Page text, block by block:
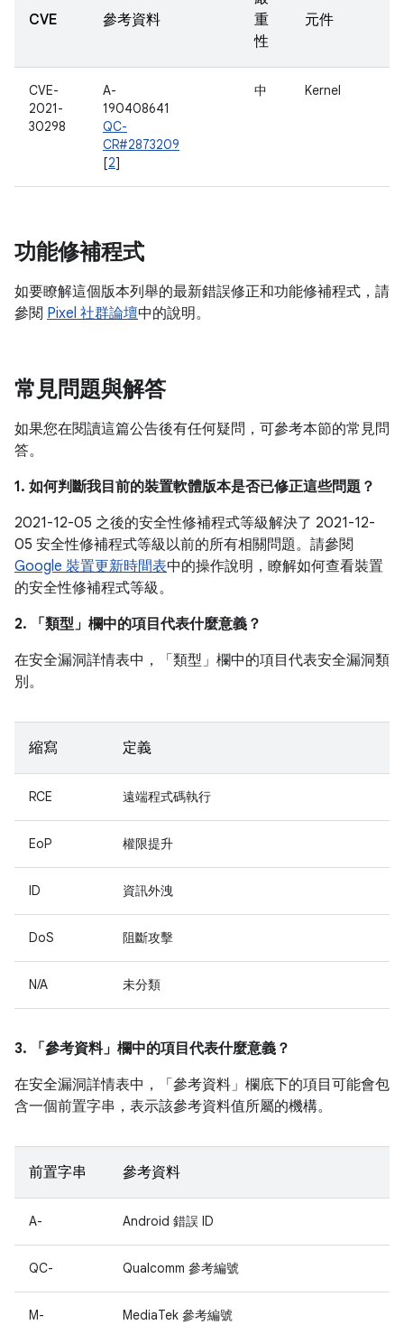
CVE 參考資料
重
性
元件
CVE-
2021-
30298
A-
190408641
QC-
CR#2873209
[2]
中 Kernel
功能修補程式
如要瞭解這個版本列舉的最新錯誤修正和功能修補程式，請
參閱 Pixel 社群論壇中的說明。
常見問題與解答
如果您在閱讀這篇公告後有任何疑問，可參考本節的常見問
答。
1. 如何判斷我目前的裝置軟體版本是否已修正這些問題？
2021-12-05 之後的安全性修補程式等級解決了 2021-12-
05 安全性修補程式等級以前的所有相關問題。請參閱
Google 裝置更新時間表中的操作說明，瞭解如何查看裝置
的安全性修補程式等級。
2. 「類型」 欄中的項目代表什麼意義？
在安全漏洞詳情表中，「類型」 欄中的項目代表安全漏洞類
別。
縮寫 定義
RCE 遠端程式碼執行
EoP 權限提升
ID 資訊外洩
DoS 阻斷攻擊
N/A 未分類
3. 「參考資料」 欄中的項目代表什麼意義？
在安全漏洞詳情表中，「參考資料」 欄底下的項目可能會包
含一個前置字串，表示該參考資料值所屬的機構。
前置字串 參考資料
A- Android 錯誤 ID
QC- Qualcomm 參考編號
M- MediaTek 參考編號